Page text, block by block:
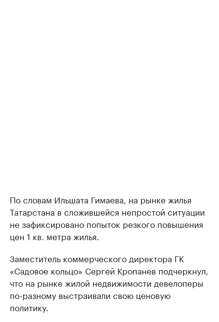
По словам Ильшата Гимаева, на рынке жилья
Татарстана в сложившейся непростой ситуации
не зафиксировано попыток резкого повышения
цен 1 кв. метра жилья.
Заместитель коммерческого директора ГК
«Садовое кольцо» Сергей Кропанев подчеркнул,
что на рынке жилой недвижимости девелоперы
по-разному выстраивали свою ценовую
политику.